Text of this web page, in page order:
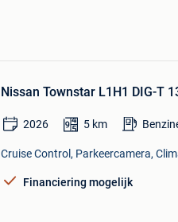
Nissan Townstar L1H1 DIG-T
2026 5 km
Cruise Control, Parkeercamera,
Financiering mogelijk